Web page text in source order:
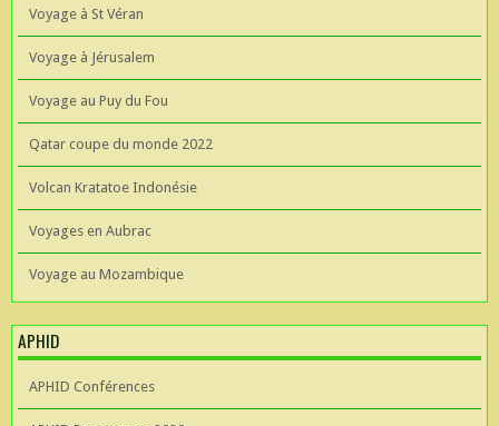
Voyage à St Véran
Voyage à Jérusalem
Voyage au Puy du Fou
Qatar coupe du monde 2022
Volcan Kratatoe Indonésie
Voyages en Aubrac
Voyage au Mozambique
APHID
APHID Conférences